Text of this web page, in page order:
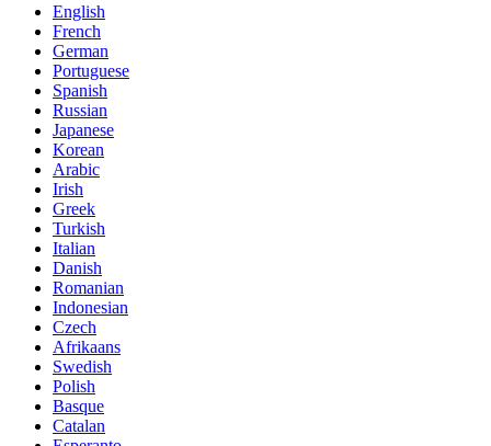
English
French
German
Portuguese
Spanish
Russian
Japanese
Korean
Arabic
Irish
Greek
Turkish
Italian
Danish
Romanian
Indonesian
Czech
Afrikaans
Swedish
Polish
Basque
Catalan